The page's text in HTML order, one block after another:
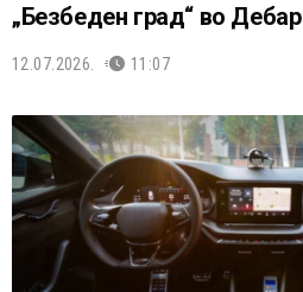
„Безбеден град“ во Дебар
12.07.2026. 11:07